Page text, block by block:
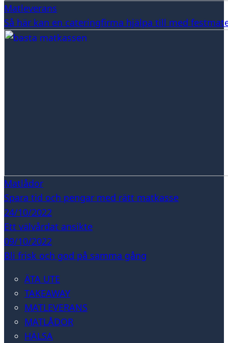
Matleverans
Så här kan en cateringfirma hjälpa till med
Matlådor
Spara tid och pengar med rätt matkasse
24/10/2022
Ett välvårdat ansikte
09/10/2022
Bli frisk och god på samma gång
ÄTA UTE
TAKEAWAY
MATLEVERANS
MATLÅDOR
HÄLSA